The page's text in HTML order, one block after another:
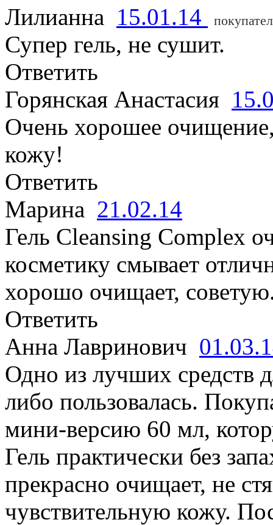
Лилианна 15.01.14
Супер гель, не сушит.
Ответить
Горянская Анастасия
Очень хорошее
кожу!
Ответить
Марина 21.02.14
Гель Cleansing Complex
косметику смывает
хорошо очищает,
Ответить
Анна Лавринович
Одно из лучших средств
либо пользовалась.
мини-версию 60 мл,
Гель практически без
прекрасно очищает, не
чувствительную кожу.